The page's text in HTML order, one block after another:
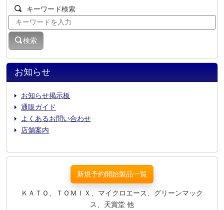
お知らせ
お知らせ掲示板
通販ガイド
よくあるお問い合わせ
店舗案内
キーワード検索
検索
新規予約開始製品一覧
ＫＡＴＯ、ＴＯＭＩＸ、マイクロエース、グリーンマック
ス、天賞堂 他